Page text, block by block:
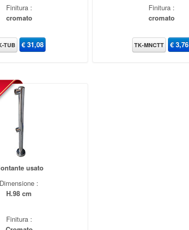
Finitura :
cromato
TUB €31,08
Finitura :
cromato
TK-MNCTT €3,76
usato
Dimensione :
H.98 cm
Finitura :